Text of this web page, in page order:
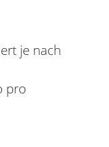
je nach
pro